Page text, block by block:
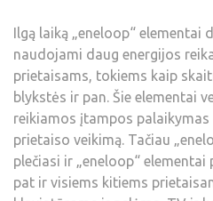
Ilgą laiką „eneloop“ elementai
naudojami daug energijos
prietaisams, tokiems kaip
blykstės ir pan. Šie elementai
reikiamos įtampos
prietaiso veikimą. Tačiau
plečiasi ir „eneloop“
pat ir visiems kitiems